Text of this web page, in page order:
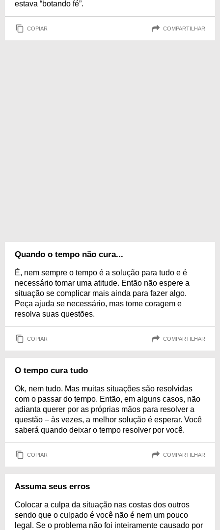
estava “botando fé”.
COPIAR COMPARTILHAR
Quando o tempo não cura...
É, nem sempre o tempo é a solução para tudo e é
necessário tomar uma atitude. Então não espere a
situação se complicar mais ainda para fazer algo.
Peça ajuda se necessário, mas tome coragem e
resolva suas questões.
COPIAR COMPARTILHAR
O tempo cura tudo
Ok, nem tudo. Mas muitas situações são resolvidas
com o passar do tempo. Então, em alguns casos, não
adianta querer por as próprias mãos para resolver a
questão – às vezes, a melhor solução é esperar. Você
saberá quando deixar o tempo resolver por você.
COPIAR COMPARTILHAR
Assuma seus erros
Colocar a culpa da situação nas costas dos outros
sendo que o culpado é você não é nem um pouco
legal. Se o problema não foi inteiramente causado por